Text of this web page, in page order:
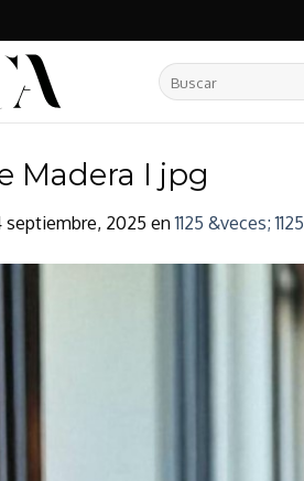
Buscar
por:
Madera I jpg
septiembre, 2025 en1125 &veces; 1125